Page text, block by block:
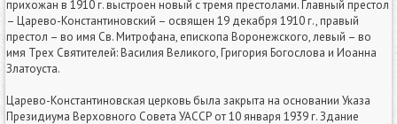
прихожан в 1910 г. выстроен новый с тремя престолами. Главный престол
– Царево-Константиновский – освящен 19 декабря 1910 г., правый
престол – во имя Св. Митрофана, епископа Воронежского, левый – во
имя Трех Святителей: Василия Великого, Григория Богослова и Иоанна
Златоуста.
Царево-Константиновская церковь была закрыта на основании Указа
Президиума Верховного Совета УАССР от 10 января 1939 г. Здание